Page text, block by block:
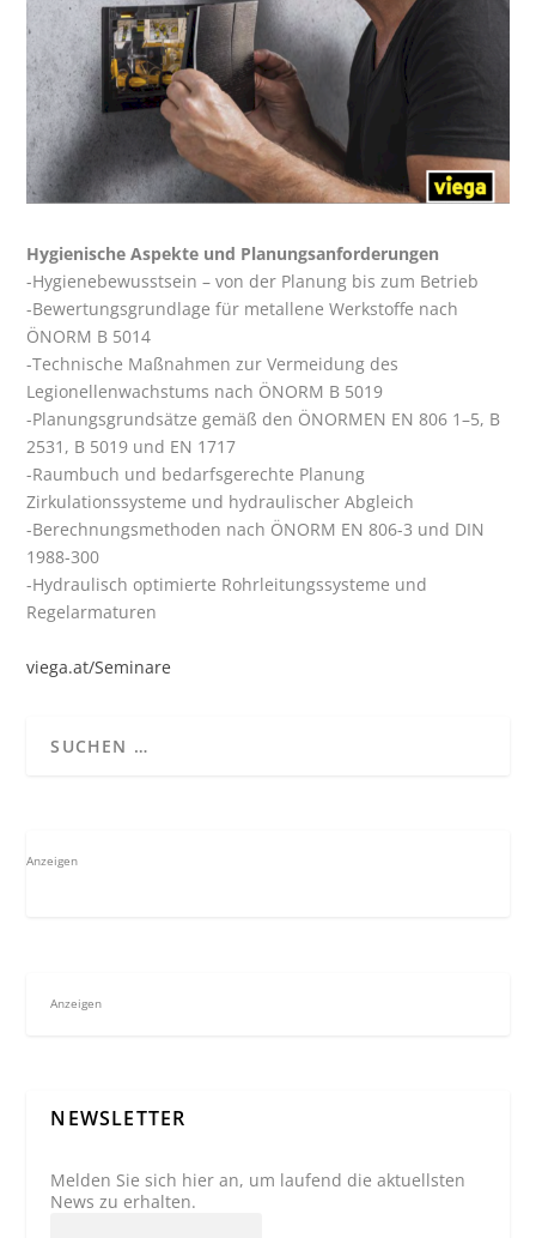
Hygienische Aspekte und Planungsanforderungen
-Hygienebewusstsein – von der Planung bis zum Betrieb
-Bewertungsgrundlage für metallene Werkstoffe nach
ÖNORM B 5014
-Technische Maßnahmen zur Vermeidung des
Legionellenwachstums nach ÖNORM B 5019
-Planungsgrundsätze gemäß den ÖNORMEN EN 806 1–5, B
2531, B 5019 und EN 1717
-Raumbuch und bedarfsgerechte Planung
Zirkulationssysteme und hydraulischer Abgleich
-Berechnungsmethoden nach ÖNORM EN 806-3 und DIN
1988-300
-Hydraulisch optimierte Rohrleitungssysteme und
Regelarmaturen
viega.at/Seminare
Anzeigen
Anzeigen
NEWSLETTER
Melden Sie sich hier an, um laufend die aktuellsten
News zu erhalten.